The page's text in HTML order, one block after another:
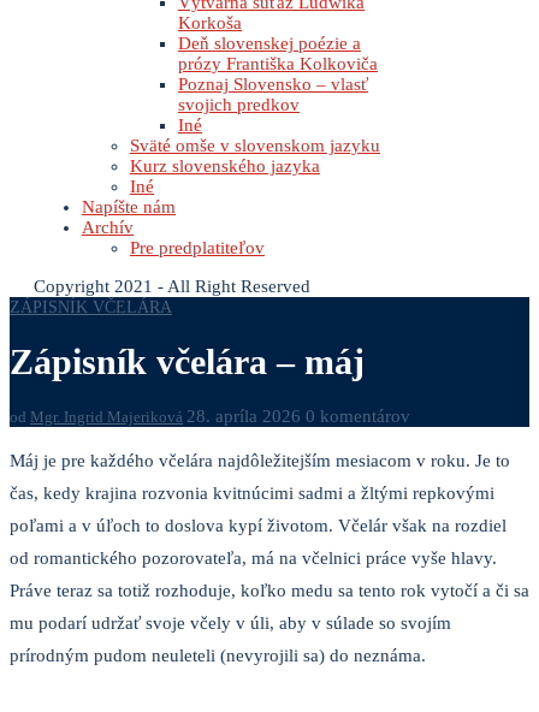
Korkoša
Deň slovenskej poézie a
prózy Františka Kolkoviča
Poznaj Slovensko – vlasť
svojich predkov
Iné
Sväté omše v slovenskom jazyku
Kurz slovenského jazyka
Iné
Napíšte nám
Archív
Pre predplatiteľov
Copyright 2021 - All Right Reserved
ZÁPISNÍK VČELÁRA
Zápisník včelára – máj
od Mgr. Ingrid Majeriková 28. apríla 2026 0 komentárov
Máj je pre každého včelára najdôležitejším mesiacom v roku. Je to
čas, kedy krajina rozvonia kvitnúcimi sadmi a žltými repkovými
poľami a v úľoch to doslova kypí životom. Včelár však na rozdiel
od romantického pozorovateľa, má na včelnici práce vyše hlavy.
Práve teraz sa totiž rozhoduje, koľko medu sa tento rok vytočí a či sa
mu podarí udržať svoje včely v úli, aby v súlade so svojím
prírodným pudom neuleteli (nevyrojili sa) do neznáma.